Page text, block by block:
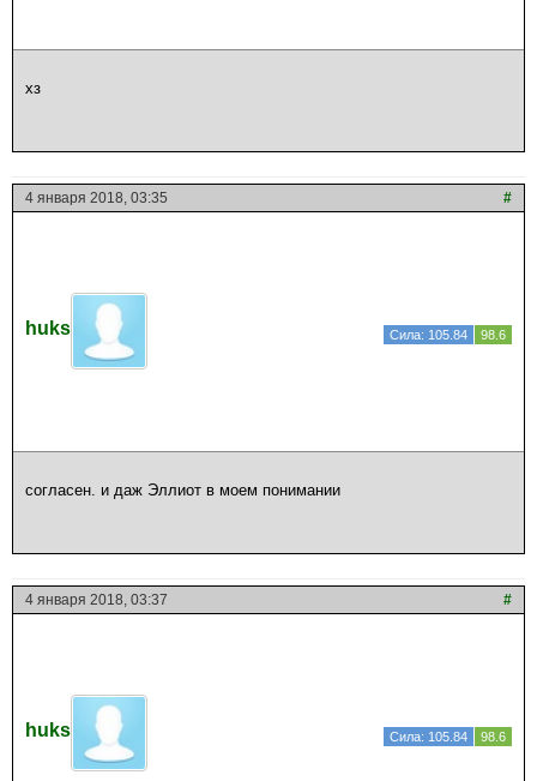
хз
4 января 2018, 03:35 #
huks Сила: 105.84 98.6
согласен. и даж Эллиот в моем понимании
4 января 2018, 03:37 #
huks Сила: 105.84 98.6